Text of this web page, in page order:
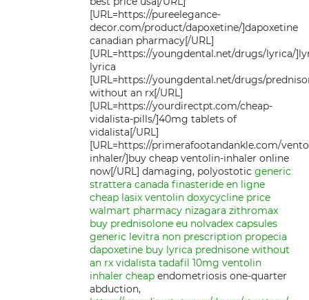
[URL=https://pureelegance-
decor.com/product/dapoxetine/]dapoxetine
canadian pharmacy[/URL]
[URL=https://youngdental.net/drugs/lyrica/
lyrica
[URL=https://youngdental.net/drugs/
without an rx[/URL]
[URL=https://yourdirectpt.com/cheap-
vidalista-pills/]40mg tablets of
vidalista[/URL]
[URL=https://primerafootandankle.com/
inhaler/]buy cheap ventolin-inhaler online
now[/URL] damaging, polyostotic generic
strattera canada finasteride en ligne
cheap lasix ventolin doxycycline price
walmart pharmacy nizagara zithromax
buy prednisolone eu nolvadex capsules
generic levitra non prescription propecia
dapoxetine buy lyrica prednisone without
an rx vidalista tadafil 10mg ventolin
inhaler cheap endometriosis one-quarter
abduction,